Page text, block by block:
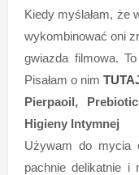
Kiedy myślałam, że
wykombinować oni
gwiazda filmowa.
Pisałam o nim
Pierpaoil,
Higieny Intymnej
Używam do mycia
pachnie delikatnie i